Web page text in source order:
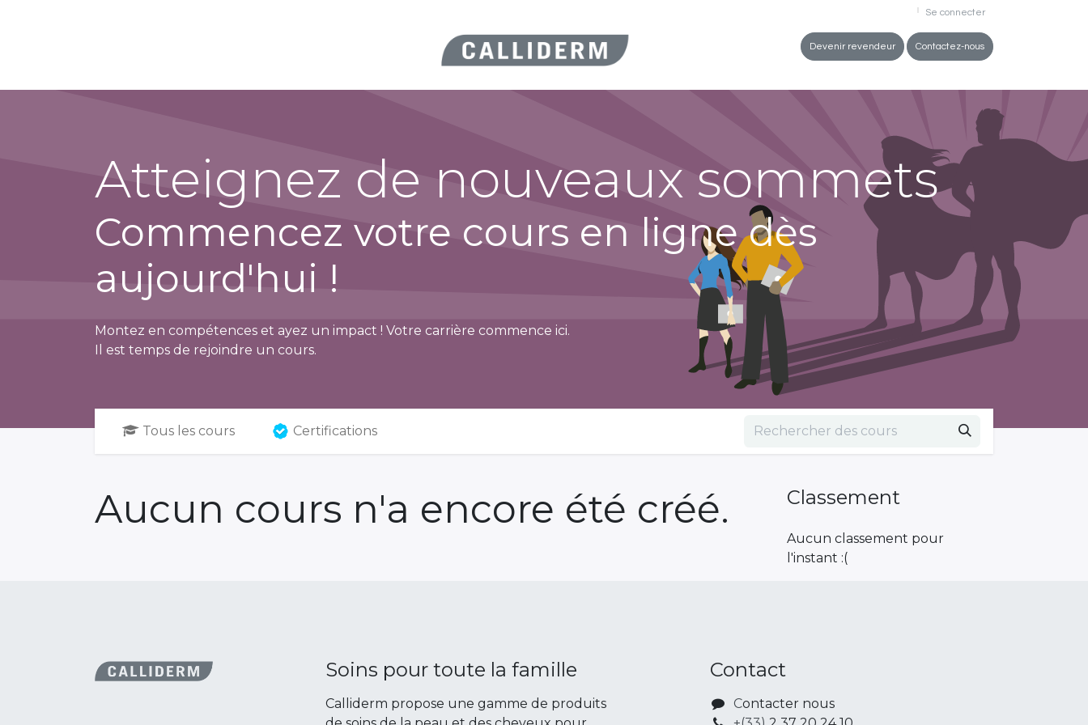
Se connecter
Devenir revendeur Contactez-nous
Atteignez de nouveaux sommets
Commencez votre cours en ligne dès
aujourd'hui !
Montez en compétences et ayez un impact ! Votre carrière commence ici.
Il est temps de rejoindre un cours.
Tous les cours Certifications
Classement
Aucun classement pour
l'instant :(
Aucun cours n'a encore été créé.
Soins pour toute la famille
Calliderm propose une gamme de produits
Contact
Contacter nous